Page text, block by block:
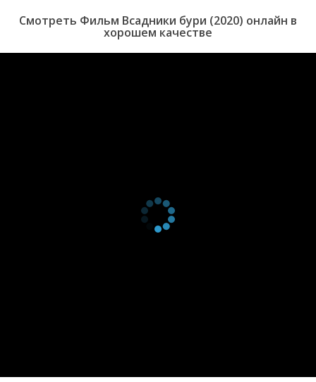
Смотреть Фильм Всадники бури (2020) онлайн в
хорошем качестве